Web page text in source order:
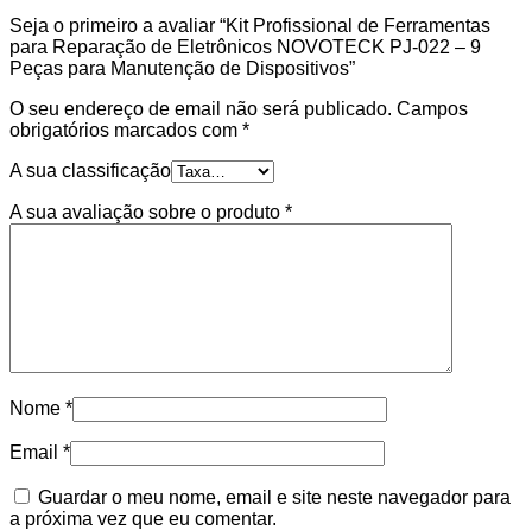
Seja o primeiro a avaliar “Kit Profissional de Ferramentas
para Reparação de Eletrônicos NOVOTECK PJ-022 – 9
Peças para Manutenção de Dispositivos”
O seu endereço de email não será publicado. Campos
obrigatórios marcados com *
A sua classificação
A sua avaliação sobre o produto *
Nome *
Email *
Guardar o meu nome, email e site neste navegador para
a próxima vez que eu comentar.